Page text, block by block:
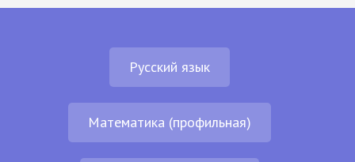
Русский язык
Математика (профильная)